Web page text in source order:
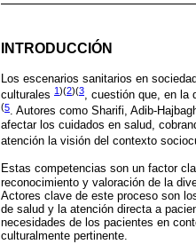
INTRODUCCIÓN
Los escenarios sanitarios en
culturales 1)(2)(3, cuestión que, en la
(5. Autores como Sharifi, Adib-
afectar los cuidados en salud,
atención la visión del contexto
Estas competencias son un factor
reconocimiento y valoración de la
Actores clave de este proceso son
de salud y la atención directa a
necesidades de los pacientes en
culturalmente pertinente.